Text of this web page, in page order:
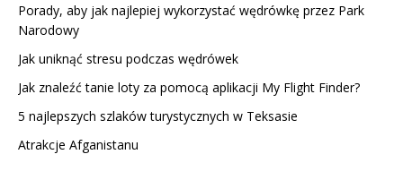
Porady, aby jak najlepiej wykorzystać wędrówkę przez Park
Narodowy
Jak uniknąć stresu podczas wędrówek
Jak znaleźć tanie loty za pomocą aplikacji My Flight Finder?
5 najlepszych szlaków turystycznych w Teksasie
Atrakcje Afganistanu